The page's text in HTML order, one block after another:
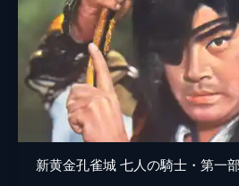
監督 山下
結束信
高田
原作 北村寿
音楽 山田栄
新黄金孔雀城 七人の騎士・第一部